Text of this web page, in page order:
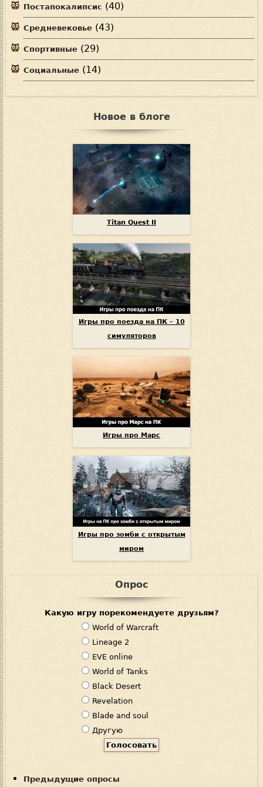
Постапокалипсис (40)
Средневековье (43)
Спортивные (29)
Социальные (14)
Новое в блоге
Titan Quest II
Игры про поезда на ПК – 10
симуляторов
Игры про Марс
Игры про зомби с открытым
миром
Опрос
Какую игру порекомендуете друзьям?
В
а
р
и
а
н
т
ы
World of Warcraft
Lineage 2
EVE online
World of Tanks
Black Desert
Revelation
Blade and soul
Другую
Предыдущие опросы